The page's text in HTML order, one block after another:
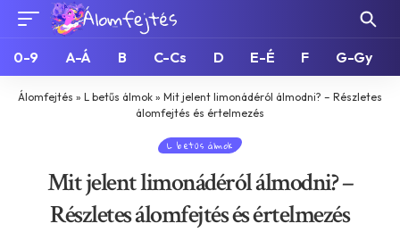
0-9 A-Á B C-Cs D E-É F G-Gy
Álomfejtés » L betűs álmok » Mit jelent limonádéról álmodni? – Részletes
álomfejtés és értelmezés
L betűs álmok
Mit jelent limonádéról álmodni? –
Részletes álomfejtés és értelmezés